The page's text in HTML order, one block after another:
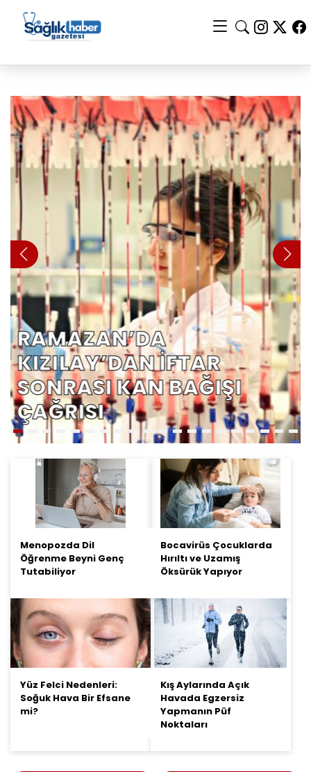
RAMAZAN’DA
KIZILAY’DAN İFTAR
SONRASI KAN BAĞIŞI
ÇAĞRISI
Menopozda Dil
Öğrenme Beyni Genç
Tutabiliyor
Bocavirüs Çocuklarda
Hırıltı ve Uzamış
Öksürük Yapıyor
Yüz Felci Nedenleri:
Soğuk Hava Bir Efsane
mi?
Kış Aylarında Açık
Havada Egzersiz
Yapmanın Püf
Noktaları